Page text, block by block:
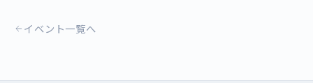
イベント一覧へ